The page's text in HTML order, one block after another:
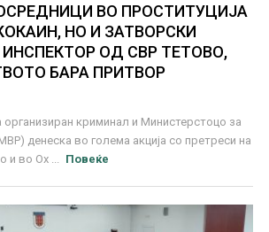
ВО ПРОСТИТУЦИЈА
НО И ЗАТВОРСКИ
ОД СВР ТЕТОВО,
БАРА ПРИТВОР
криминал и Министерстоцо за
денеска во голема акција со претреси на
и во Ох ...
Повеќе